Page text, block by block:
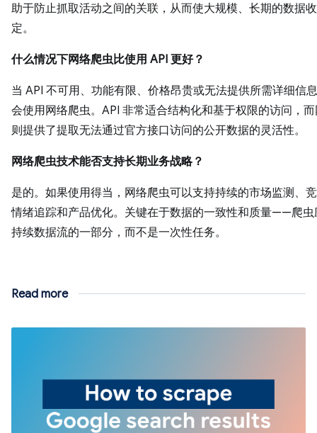
助于防止抓取活动之间的关联，从而使大规模、长期的数据
定。
什么情况下网络爬虫比使用 API 更好？
当 API 不可用、功能有限、价格昂贵或无法提供所需详细信
会使用网络爬虫。API 非常适合结构化和基于权限的访问，
则提供了提取无法通过官方接口访问的公开数据的灵活性。
网络爬虫技术能否支持长期业务战略？
是的。如果使用得当，网络爬虫可以支持持续的市场监测、
情绪追踪和产品优化。关键在于数据的一致性和质量——爬虫
持续数据流的一部分，而不是一次性任务。
Read more